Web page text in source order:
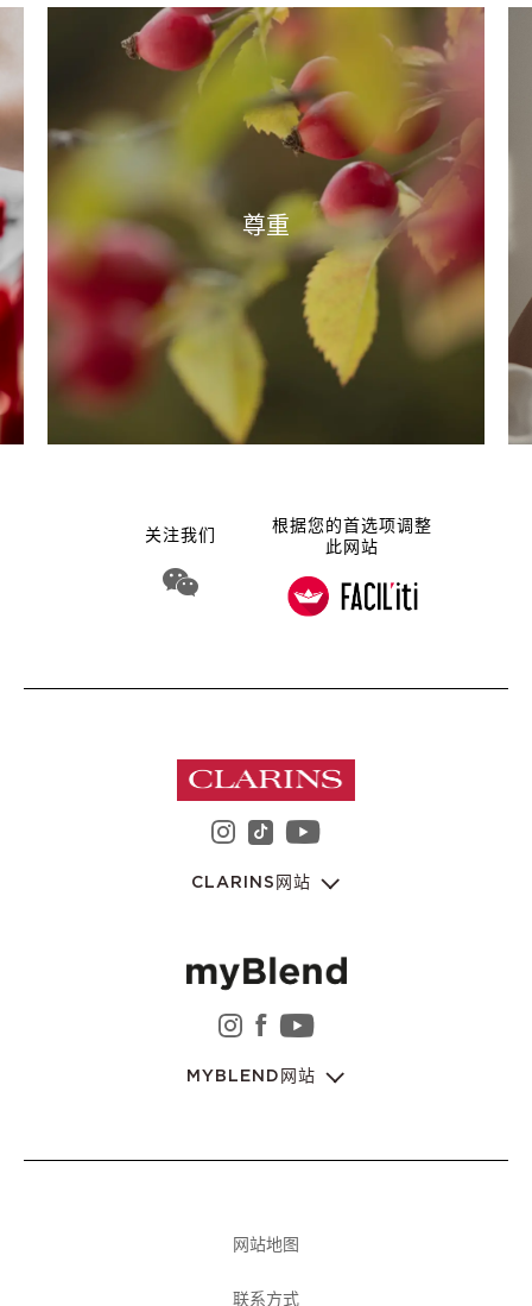
尊重
关注我们
WeChat 娇韵诗集团
根据您的首选项调整
此网站
instagram 娇韵诗集团
youtube 娇韵诗集
CLARINS网站
instagram 娇韵诗集团
facebook 娇韵诗集团
youtube 娇韵诗集
MYBLEND网站
网站地图
联系方式